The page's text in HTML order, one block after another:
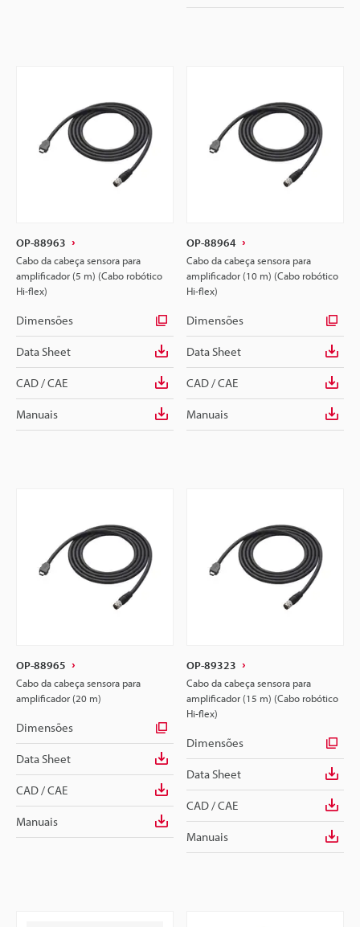
OP-88963
Cabo da cabeça sensora para
amplificador (5 m) (Cabo robótico
Hi-flex)
Dimensões
Data Sheet
CAD / CAE
Manuais
OP-88964
Cabo da cabeça sensora para
amplificador (10 m) (Cabo robótico
Hi-flex)
Dimensões
Data Sheet
CAD / CAE
Manuais
OP-88965
Cabo da cabeça sensora para
amplificador (20 m)
Dimensões
Data Sheet
CAD / CAE
Manuais
OP-89323
Cabo da cabeça sensora para
amplificador (15 m) (Cabo robótico
Hi-flex)
Dimensões
Data Sheet
CAD / CAE
Manuais